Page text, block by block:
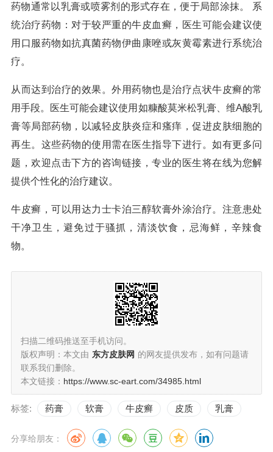
药物通常以乳膏或喷雾剂的形式存在，便于局部涂抹。 系
统治疗药物：对于较严重的牛皮血癣，医生可能会建议使
用口服药物如抗真菌药物伊曲康唑或灰黄霉素进行系统治
疗。
从而达到治疗的效果。外用药物也是治疗点状牛皮癣的常
用手段。医生可能会建议使用如糠酸莫米松乳膏、维A酸乳
膏等局部药物，以减轻皮肤炎症和瘙痒，促进皮肤细胞的
再生。这些药物的使用需在医生指导下进行。如有更多问
题，欢迎点击下方的咨询链接，专业的医生将在线为您解
提供个性化的治疗建议。
牛皮癣，可以用达力士卡泊三醇软膏外涂治疗。注意患处
干净卫生，避免过于骚抓，清淡饮食，忌海鲜，辛辣食
物。
扫描二维码推送至手机访问。
版权声明：本文由 东方皮肤网 的网友提供发布，如有问题请
联系我们删除。
本文链接： https://www.sc-eart.com/34985.html
标签: 药膏 软膏 牛皮癣 皮质 乳膏
分享给朋友：